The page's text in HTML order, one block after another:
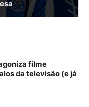
filme
da televisão (e já